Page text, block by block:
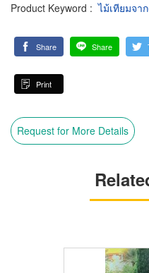
Product Keyword :ไม้เทียมจา
Share Share
Print
Request for More Details